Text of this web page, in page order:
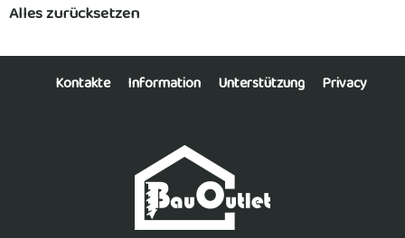
Alles zurücksetzen
Kontakte Information Unterstützung Privacy